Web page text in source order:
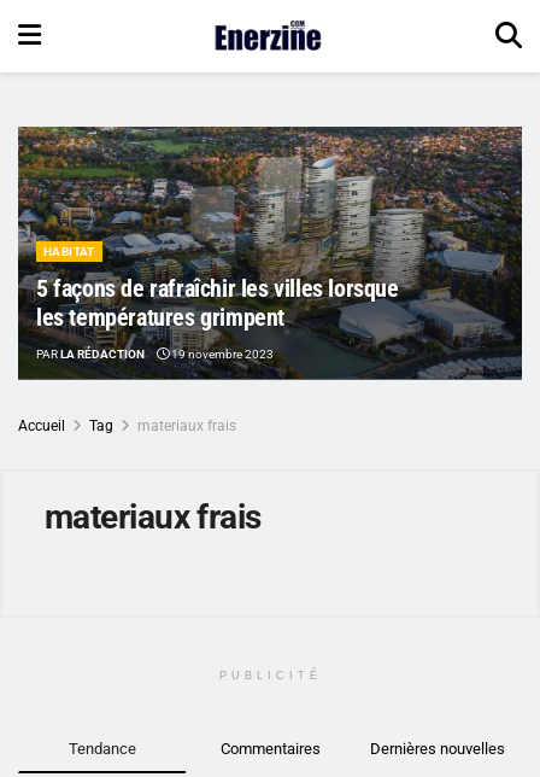
HABITAT
5 façons de rafraîchir les villes lorsque
les températures grimpent
PARLA RÉDACTION 19 novembre 2023
Accueil Tag materiaux frais
materiaux frais
PUBLICITÉ
Tendance Commentaires Dernières nouvelles